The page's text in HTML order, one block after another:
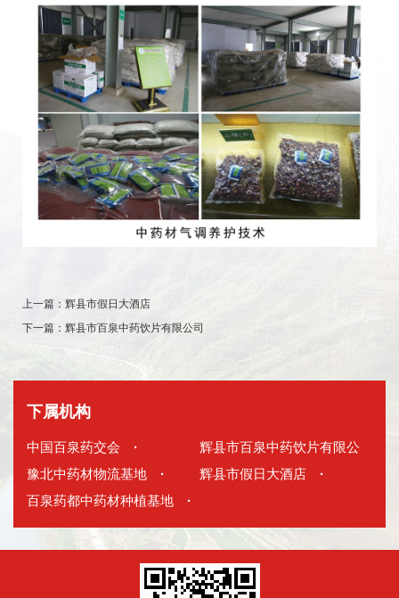
上一篇： 辉县市假日大酒店
下一篇： 辉县市百泉中药饮片有限公司
下属机构
中国百泉药交会 ·
辉县市百泉中药饮片有限公
司
·
豫北中药材物流基地 · 辉县市假日大酒店
·
百泉药都中药材种植基地
·